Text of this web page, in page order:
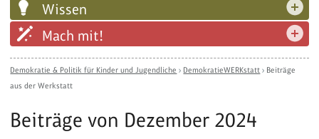
Wissen
Mach mit!
Demokratie & Politik für Kinder und Jugendliche › DemokratieWERKstatt › Beiträge
aus der Werkstatt
Beiträge von Dezember 2024